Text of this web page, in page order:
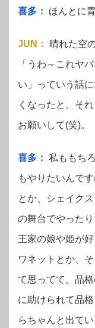
喜多： ほんとに
JUN ：
晴れた空
「うわ～これヤ
い」っていう話
くなったと。そ
お願いして(笑)。
喜多： 私ももち
もやりたいんで
とか、シェイク
の舞台でやった
王家の娘や姫が
ワネットとか、
て思ってて。品
に助けられて品
らちゃんと出て